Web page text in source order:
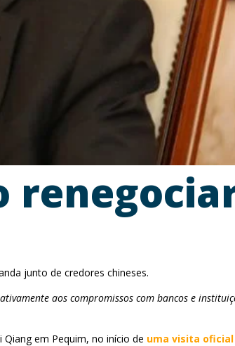
junto de credores chineses.
aos compromissos com bancos e
em Pequim, no início de uma visita oficial